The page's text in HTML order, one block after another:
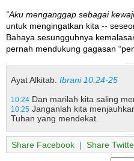
“Aku menganggap sebagai
untuk mengingatkan kita --
Bahaya sesungguhnya
pernah mendukung gagasan
Ayat Alkitab: Ibrani 10:24-25
10:24 Dan marilah kita saling
10:25 Janganlah kita
Tuhan yang mendekat.
Share Facebook | Share